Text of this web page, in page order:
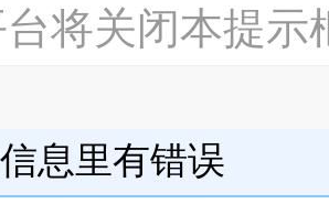
将关闭本提示
息里有错误